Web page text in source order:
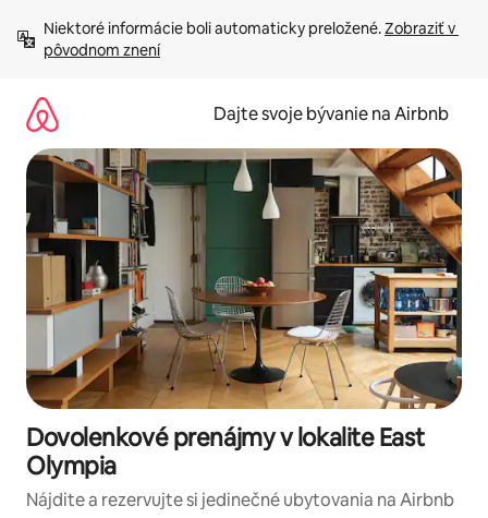
obsah.
Niektoré informácie boli automaticky preložené. Zobraziť v
pôvodnom znení
Dajte svoje bývanie na Airbnb
Dovolenkové prenájmy v lokalite East
Olympia
Nájdite a rezervujte si jedinečné ubytovania na Airbnb